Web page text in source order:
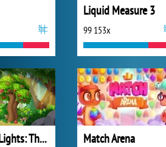
Liquid Measure 3
99 153x
Northern Lights: The Secret of the Forest Match Arena